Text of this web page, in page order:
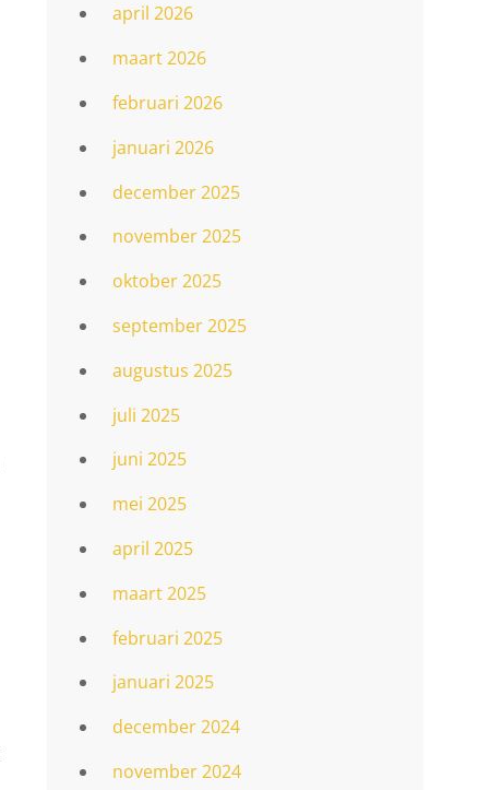
april 2026
maart 2026
februari 2026
januari 2026
december 2025
november 2025
oktober 2025
september 2025
augustus 2025
juli 2025
juni 2025
mei 2025
april 2025
maart 2025
februari 2025
januari 2025
december 2024
november 2024